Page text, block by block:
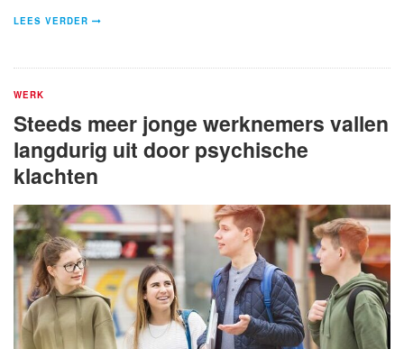
LEES VERDER
WERK
Steeds meer jonge werknemers vallen
langdurig uit door psychische
klachten